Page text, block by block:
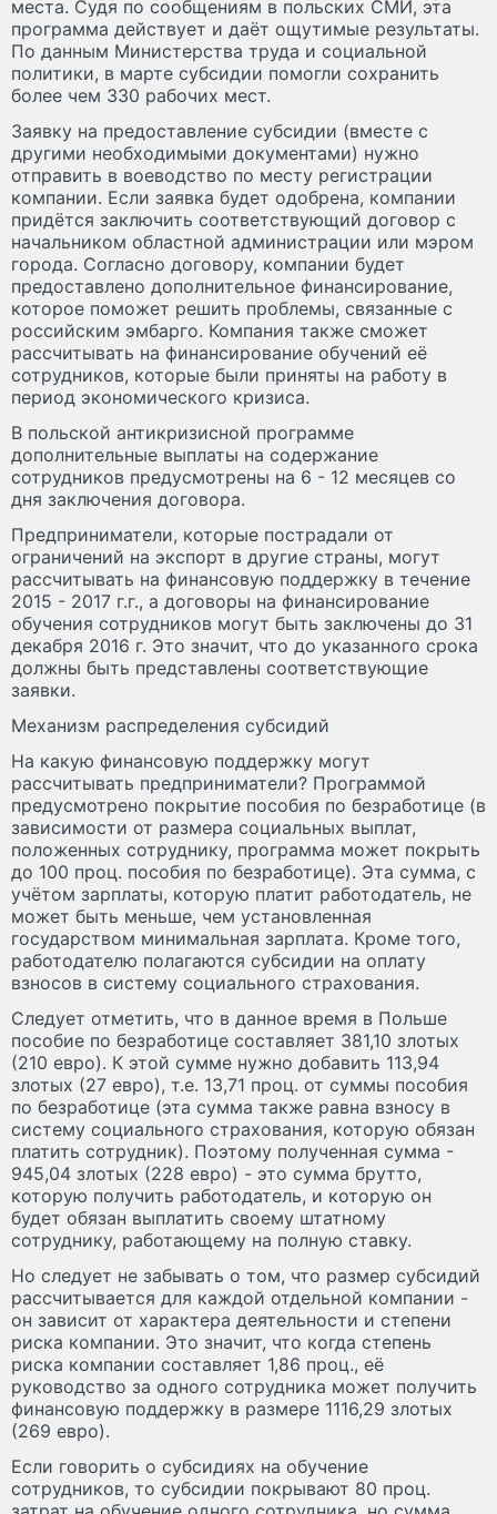
места. Судя по сообщениям в польских СМИ, эта
программа действует и даёт ощутимые результаты.
По данным Министерства труда и социальной
политики, в марте субсидии помогли сохранить
более чем 330 рабочих мест.
Заявку на предоставление субсидии (вместе с
другими необходимыми документами) нужно
отправить в воеводство по месту регистрации
компании. Если заявка будет одобрена, компании
придётся заключить соответствующий договор с
начальником областной администрации или мэром
города. Согласно договору, компании будет
предоставлено дополнительное финансирование,
которое поможет решить проблемы, связанные с
российским эмбарго. Компания также сможет
рассчитывать на финансирование обучений её
сотрудников, которые были приняты на работу в
период экономического кризиса.
В польской антикризисной программе
дополнительные выплаты на содержание
сотрудников предусмотрены на 6 - 12 месяцев со
дня заключения договора.
Предприниматели, которые пострадали от
ограничений на экспорт в другие страны, могут
рассчитывать на финансовую поддержку в течение
2015 - 2017 г.г., а договоры на финансирование
обучения сотрудников могут быть заключены до 31
декабря 2016 г. Это значит, что до указанного срока
должны быть представлены соответствующие
заявки.
Механизм распределения субсидий
На какую финансовую поддержку могут
рассчитывать предприниматели? Программой
предусмотрено покрытие пособия по безработице (в
зависимости от размера социальных выплат,
положенных сотруднику, программа может покрыть
до 100 проц. пособия по безработице). Эта сумма, с
учётом зарплаты, которую платит работодатель, не
может быть меньше, чем установленная
государством минимальная зарплата. Кроме того,
работодателю полагаются субсидии на оплату
взносов в систему социального страхования.
Следует отметить, что в данное время в Польше
пособие по безработице составляет 381,10 злотых
(210 евро). К этой сумме нужно добавить 113,94
злотых (27 евро), т.е. 13,71 проц. от суммы пособия
по безработице (эта сумма также равна взносу в
систему социального страхования, которую обязан
платить сотрудник). Поэтому полученная сумма -
945,04 злотых (228 евро) - это сумма брутто,
которую получить работодатель, и которую он
будет обязан выплатить своему штатному
сотруднику, работающему на полную ставку.
Но следует не забывать о том, что размер субсидий
рассчитывается для каждой отдельной компании -
он зависит от характера деятельности и степени
риска компании. Это значит, что когда степень
риска компании составляет 1,86 проц., её
руководство за одного сотрудника может получить
финансовую поддержку в размере 1116,29 злотых
(269 евро).
Если говорить о субсидиях на обучение
сотрудников, то субсидии покрывают 80 проц.